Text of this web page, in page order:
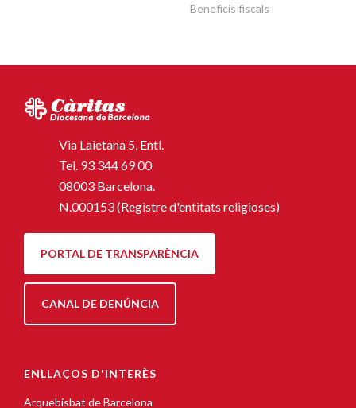
Beneficis fiscals
Via Laietana 5, Entl.
Tel. 93 344 69 00
08003 Barcelona.
N.000153 (Registre d'entitats religioses)
PORTAL DE TRANSPARÈNCIA
CANAL DE DENÚNCIA
ENLLAÇOS D'INTERÈS
Arquebisbat de Barcelona